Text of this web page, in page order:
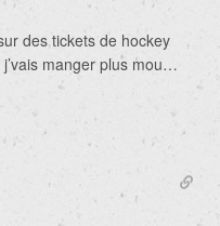
des tickets de hockey
manger plus mou…